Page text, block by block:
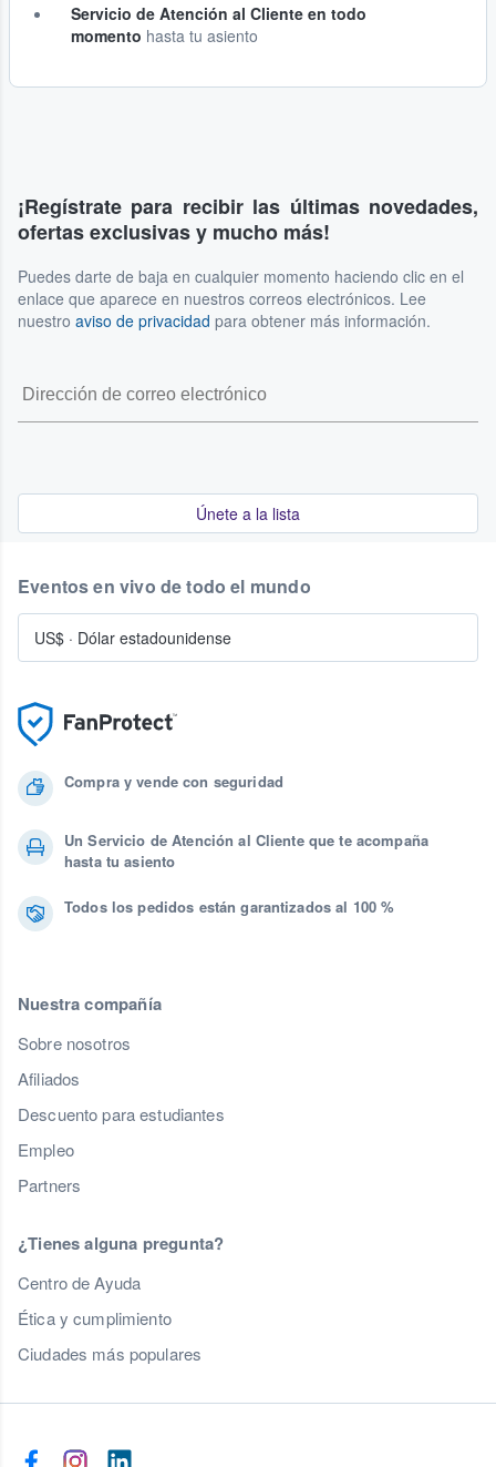
Servicio de Atención al Cliente en todo
momento hasta tu asiento
¡Regístrate para recibir las últimas novedades,
ofertas exclusivas y mucho más!
Puedes darte de baja en cualquier momento haciendo clic en el
enlace que aparece en nuestros correos electrónicos. Lee
nuestro aviso de privacidad para obtener más información.
Únete a la lista
Compra y vende con seguridad
Un Servicio de Atención al Cliente que te acompaña
hasta tu asiento
Todos los pedidos están garantizados al 100 %
Nuestra compañía
Sobre nosotros
Afiliados
Descuento para estudiantes
Empleo
Partners
¿Tienes alguna pregunta?
Centro de Ayuda
Ética y cumplimiento
Ciudades más populares
Eventos en vivo de todo el mundo
US$ · Dólar estadounidense